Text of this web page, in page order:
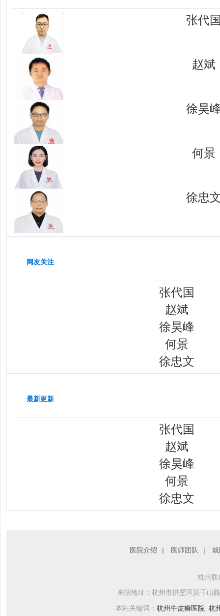
张代
赵斌
徐昊
何景
徐忠
网友关注
张代国
赵斌
徐昊峰
何景
徐忠文
最新更新
张代国
赵斌
徐昊峰
何景
徐忠文
医院介绍 | 医师团队 |
杭州
来院地址：杭州市拱墅区莫干山
本站关键词： 杭州牛皮癣医院 杭